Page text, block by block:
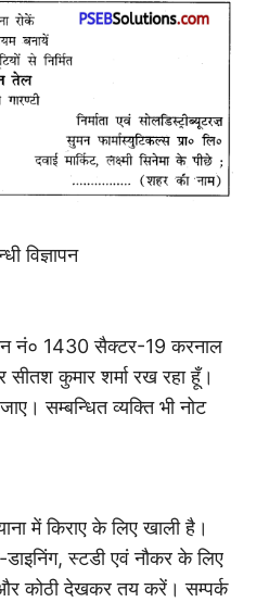
विज्ञापन
नं० 1430 सैक्टर-19 करनाल
कुमार शर्मा रख रहा हूँ।
सम्बन्धित व्यक्ति भी नोट
में किराए के लिए खाली है।
स्टडी एवं नौकर के लिए
कोठी देखकर तय करें। सम्पर्क